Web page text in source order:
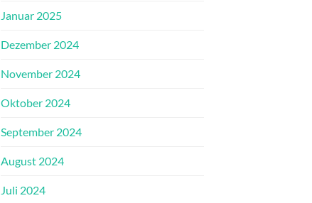
Januar 2025
Dezember 2024
November 2024
Oktober 2024
September 2024
August 2024
Juli 2024